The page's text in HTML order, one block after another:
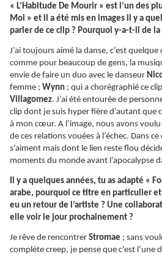
« L’Habitude De Mourir » est l’un des
Moi » et il a été mis en images il y a
parler de ce clip ? Pourquoi y-a-t-il de
J’ai toujours aimé la danse, c’est
comme pour beaucoup de gens, la
envie de faire un duo avec le danseur
femme ; Wynn ; qui a chorégraphié ce
Villagomez. J’ai été entourée de
clip dont je suis hyper fière d’autant que
à mon cœur. A l’image, nous avons
de ces relations vouées à l’échec. Dans
s’aiment mais dont le lien reste flou
moments du monde avant l’apocalypse
Il y a quelques années, tu as adapté «
arabe, pourquoi ce titre en particulier
eu un retour de l’artiste ? Une
elle voir le jour prochainement ?
Je rêve de rencontrer Stromae ; sans
complète creep, je pense que c’est l’une